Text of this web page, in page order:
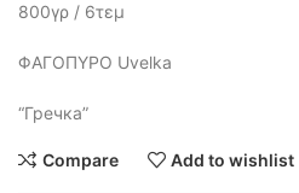
800γρ / 6τεμ
ΦΑΓΟΠΥΡΟ Uvelka
“Гречка”
Compare Add to wishlist